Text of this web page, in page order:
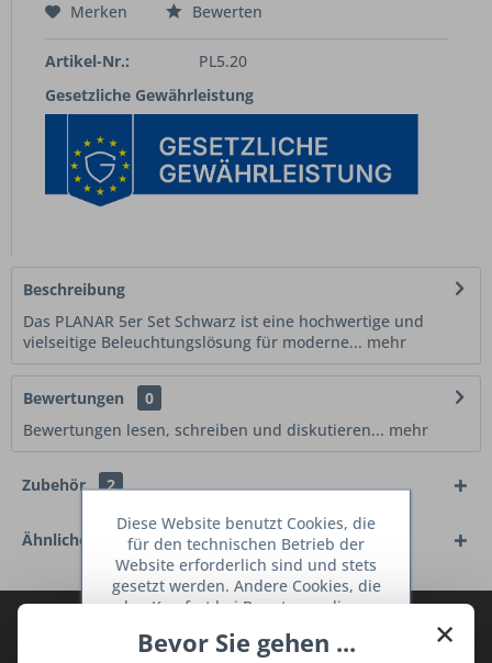
Merken Bewerten
Artikel-Nr.:
PL5.20
Gesetzliche Gewährleistung
Beschreibung
Das PLANAR 5er Set Schwarz ist eine hochwertige und
vielseitige Beleuchtungslösung für moderne... mehr
Bewertungen
0
Bewertungen lesen, schreiben und diskutieren... mehr
Zubehör 2
Ähnliche Artikel
TraumKüche Newsletter und verpassen
×
Bevor Sie gehen ...
Diese Website benutzt Cookies, die
für den technischen Betrieb der
Website erforderlich sind und stets
gesetzt werden. Andere Cookies, die
den Komfort bei Benutzung dieser
dienen oder die Interaktion mit